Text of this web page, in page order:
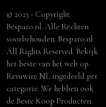
© 2023 - Copyright.
Besparo.nl. Alle Rechten
voorbehouden. Besparo.nl.
All Rights Reserved. Bekijk
het beste van het web op
Revuwire NL ingedeeld per
categorie. We hebben ook
deBeste Koop Producten